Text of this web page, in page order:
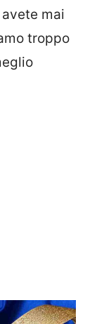
mai
troppo